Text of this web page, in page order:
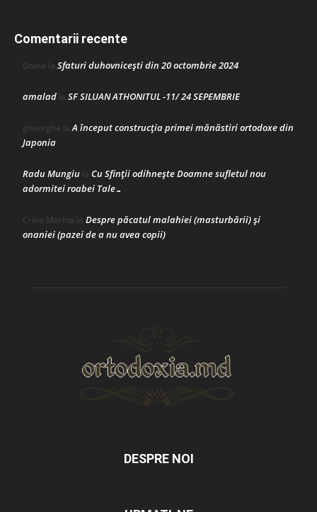
Comentarii recente
Doina la Sfaturi duhovnicești din 20 octombrie 2024
amalad la SF SILUAN ATHONITUL -11/ 24 SEPEMBRIE
gheorghe laA început construcţia primei mănăstiri ortodoxe din
Japonia
Radu Mungiu la Cu Sfinții odihnește Doamne sufletul nou
adormitei roabei Tale…
Crina Marina la Despre păcatul malahiei (masturbării) şi
onaniei (pazei de a nu avea copii)
DESPRE NOI